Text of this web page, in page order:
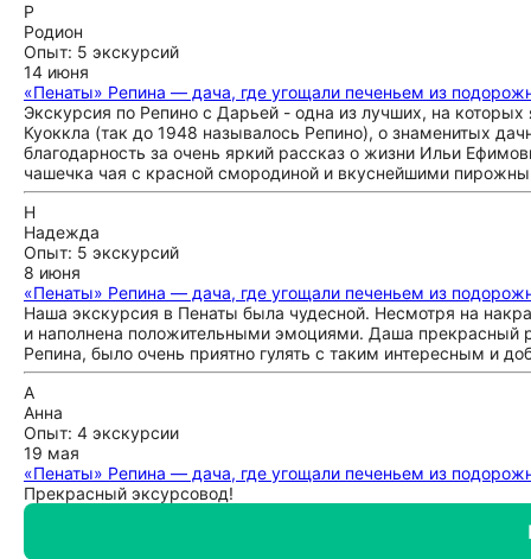
Р
Родион
Опыт: 5 экскурсий
14 июня
«Пенаты» Репина — дача, где угощали печеньем из
Экскурсия по Репино с Дарьей - одна из лучших, на
Куоккла (так до 1948 называлось Репино), о знаменитых
благодарность за очень яркий рассказ о жизни Ильи
чашечка чая с красной смородиной и вкуснейшими
Н
Надежда
Опыт: 5 экскурсий
8 июня
«Пенаты» Репина — дача, где угощали печеньем из
Наша экскурсия в Пенаты была чудесной. Несмотря на
и наполнена положительными эмоциями. Даша прекрасный
Репина, было очень приятно гулять с таким интересным и
А
Анна
Опыт: 4 экскурсии
19 мая
«Пенаты» Репина — дача, где угощали печеньем из
Прекрасный эксурсовод!